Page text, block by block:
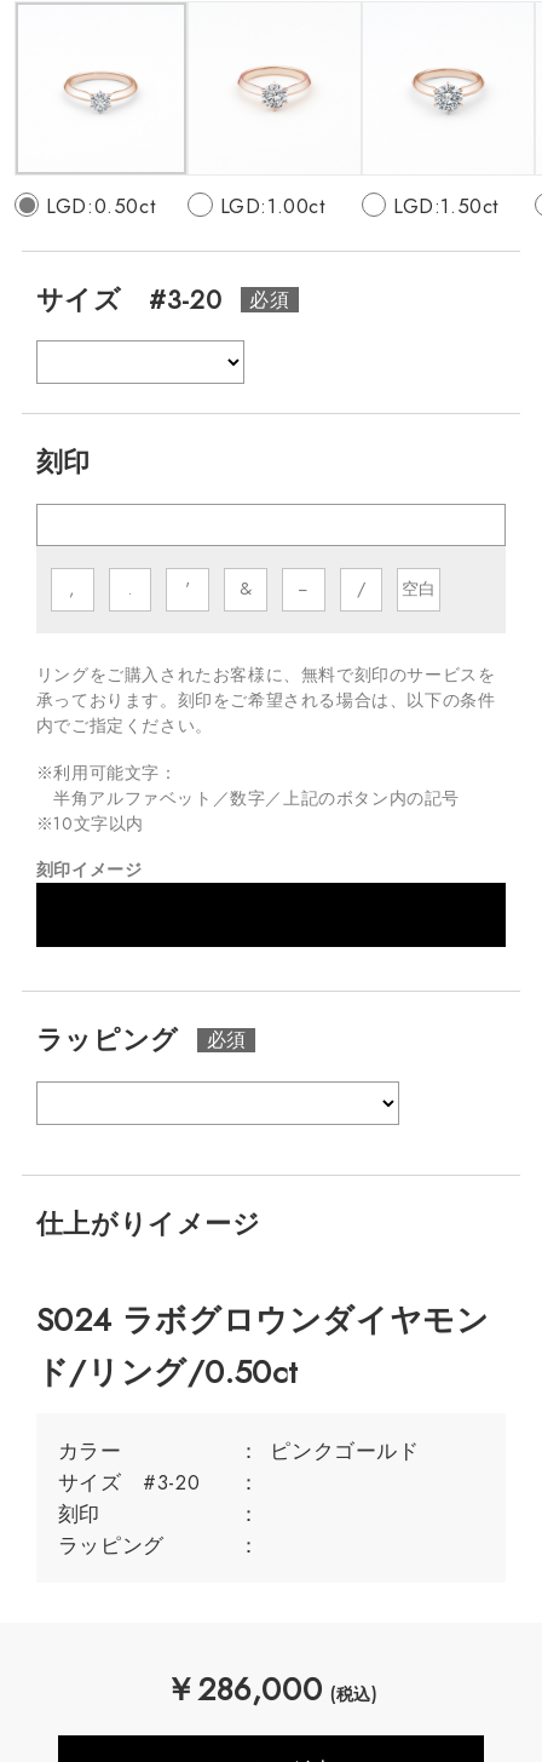
LGD:0.50ct LGD:1.00ct LGD:1.50ct
サイズ #3-20
刻印
, . ' & − / 空白
リングをご購入されたお客様に、無料で刻印のサービスを
承っております。 刻印をご希望される場合は、以下の条件
内でご指定ください。
※利用可能文字：
半角アルファベット／数字／上記のボタン内の記号
※10文字以内
刻印イメージ
ラッピング
仕上がりイメージ
S024 ラボグロウンダイヤモン
ド/リング/0.50ct
カラー
ピンクゴールド
サイズ #3-20
刻印
ラッピング
￥286,000 (税込)